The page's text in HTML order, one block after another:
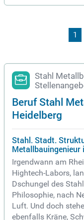
1
Stahl
Beruf Stahl
Heidelberg
Stahl. Stadt.
Metallbauingenieur
Irgendwann am
Hightech-Labors,
Dschungel des
Philosophie, nach
Luft. Und doch
ebenfalls Kräne,